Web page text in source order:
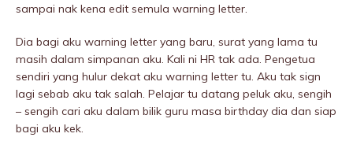
sampai nak kena edit semula warning letter.
Dia bagi aku warning letter yang baru, surat yang lama tu
masih dalam simpanan aku. Kali ni HR tak ada. Pengetua
sendiri yang hulur dekat aku warning letter tu. Aku tak sign
lagi sebab aku tak salah. Pelajar tu datang peIuk aku, sengih
– sengih cari aku dalam bilik guru masa birthday dia dan siap
bagi aku kek.